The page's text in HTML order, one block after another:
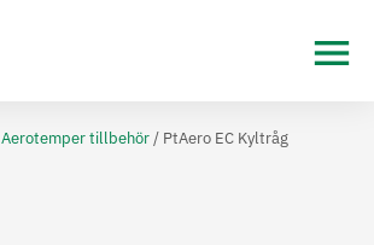
Aerotemper tillbehör/ PtAero EC Kyltråg